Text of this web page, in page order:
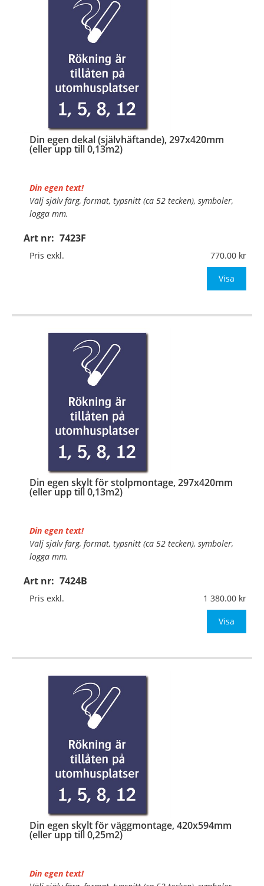
Din egen dekal (självhäftande), 297x420mm
(eller upp till 0,13m2)
Art nr: 7423F
Din egen text!
Välj själv färg, format, typsnitt (ca 52 tecken), symboler,
logga mm.
Material:Självhäftande folie
Mått:297x420mm (eller annat mått upp till 0,13m²)
Pris exkl. 770.00
Visa
Din egen skylt för stolpmontage, 297x420mm
(eller upp till 0,13m2)
Art nr: 7424B
Din egen text!
Välj själv färg, format, typsnitt (ca 52 tecken), symboler,
logga mm.
Material:Kantvikt aluminium, 2mm (stolpmontage)
Mått:297x420mm (eller annat mått upp till 0,13m²)
Pris exkl. 1 380.00
Visa
Din egen skylt för väggmontage, 420x594mm
(eller upp till 0,25m2)
Din egen text!